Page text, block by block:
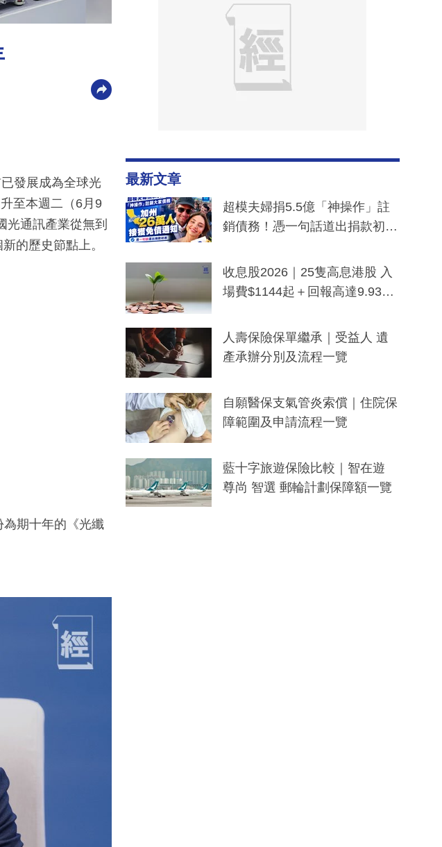
發展成為全球光
至本週二（6月9
光通訊產業從無到
的歷史節點上。
期十年的《光纖
最新文章
超模夫婦捐5.5億「神操作」註
銷債務！憑一句話道出捐款初
一度被誤當詐騙手段
收息股2026｜25隻高息港股 入
場費$1144起＋回報高達9.93
人壽保險保單繼承｜受益人 遺
產承辦分別及流程一覽
自願醫保支氣管炎索償｜住院保
障範圍及申請流程一覽
藍十字旅遊保險比較｜智在遊
尊尚 智選 郵輪計劃保障額一覽